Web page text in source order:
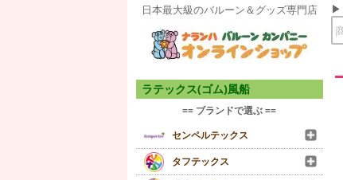
日本最大級のバルーン＆グッズ専門店
ラテックス(ゴム)風船
== ブランドで選ぶ ==
センペルテックス
タフテックス